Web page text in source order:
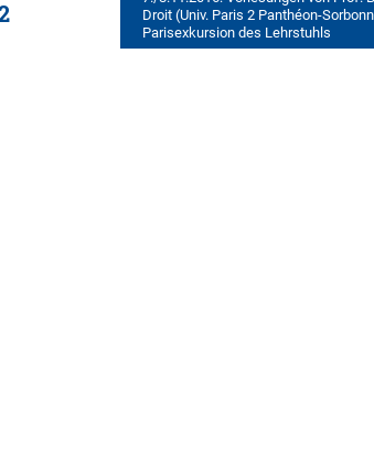
Droit (Univ. Paris 2 Panthéon-
Parisexkursion des Lehrstuhls